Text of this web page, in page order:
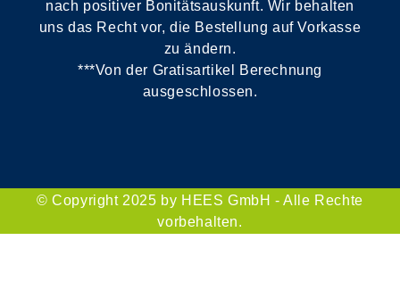
nach positiver Bonitätsauskunft. Wir behalten
uns das Recht vor, die Bestellung auf Vorkasse
zu ändern.
***Von der Gratisartikel Berechnung
ausgeschlossen.
© Copyright 2025 by HEES GmbH - Alle Rechte
vorbehalten.